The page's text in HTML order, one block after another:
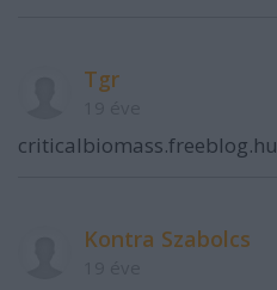
Tgr
criticalbiomass.freeblog.hu
Kontra Szabolcs